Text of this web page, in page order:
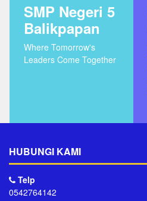
SMP Negeri 5
Balikpapan
Where Tomorrow's
Leaders Come Together
HUBUNGI KAMI
Telp
0542764142